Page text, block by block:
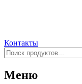
Контакты
Меню